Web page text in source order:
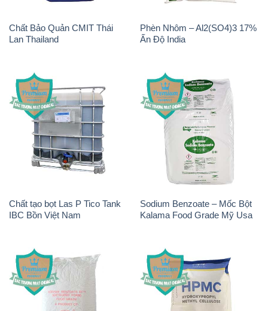
Chất Bảo Quản CMIT Thái
Lan Thailand
Phèn Nhôm – Al2(SO4)3 17%
Ấn Độ India
Chất tạo bọt Las P Tico Tank
IBC Bồn Việt Nam
Sodium Benzoate – Mốc Bột
Kalama Food Grade Mỹ Usa